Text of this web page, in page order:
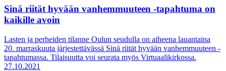
Sinä riität hyvään vanhemmuuteen -tapahtuma on
kaikille avoin
Lasten ja perheiden tilanne Oulun seudulla on aiheena lauantaina
20. marraskuuta järjestettävässä Sinä riität hyvään vanhemmuuteen -
tapahtumassa. Tilaisuutta voi seurata myös Virtuaalikirkossa.
27.10.2021